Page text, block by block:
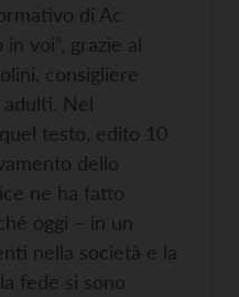
di Ac
voi”, grazie al
consigliere
Nel
testo, edito 10
dello
ne ha fatto
oggi – in un
nella società e la
fede si sono